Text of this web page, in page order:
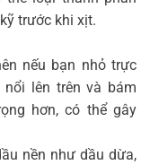
trước khi xịt.
nếu bạn nhỏ trực
lên trên và bám
hơn, có thể gây
nền như dầu dừa,